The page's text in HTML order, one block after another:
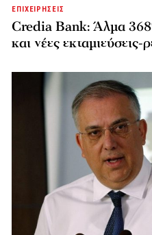
ΕΠΙΧΕΙΡΗΣΕΙΣ
Credia Bank: Άλμα
και νέες